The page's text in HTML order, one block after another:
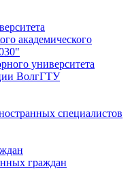
академического
университета
ВолгГТУ
специалистов
граждан